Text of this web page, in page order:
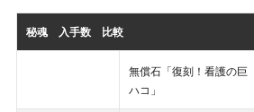
秘魂入手数 比較
無償石「復刻！看護の巨
ハコ」